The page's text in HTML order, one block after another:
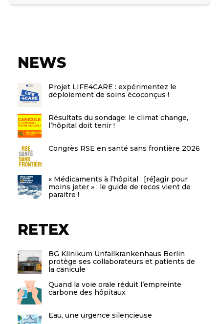
NEWS
Projet LIFE4CARE : expérimentez le
déploiement de soins écoconçus !
Résultats du sondage: le climat change,
l’hôpital doit tenir !
Congrès RSE en santé sans frontière 2026
« Médicaments à l’hôpital : [ré]agir pour
moins jeter » : le guide de recos vient de
paraitre !
RETEX
BG Klinikum Unfallkrankenhaus Berlin
protège ses collaborateurs et patients de
la canicule
Quand la voie orale réduit l’empreinte
carbone des hôpitaux
Eau, une urgence silencieuse